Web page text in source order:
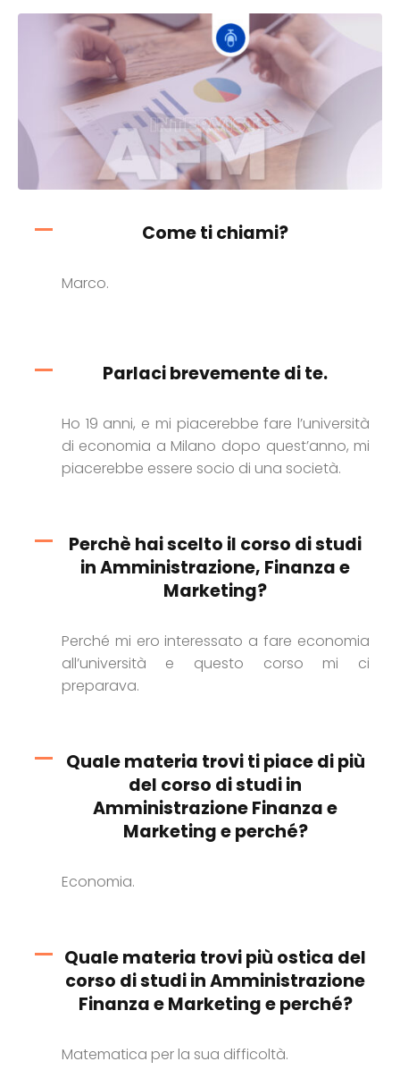
Come ti chiami?
Marco.
Parlaci brevemente di te.
Ho 19 anni, e mi piacerebbe fare l’università
di economia a Milano dopo quest’anno, mi
piacerebbe essere socio di una società.
Perchè hai scelto il corso di studi
in Amministrazione, Finanza e
Marketing?
Perché mi ero interessato a fare economia
all’università e questo corso mi ci
preparava.
Quale materia trovi ti piace di più
del corso di studi in
Amministrazione Finanza e
Marketing e perché?
Economia.
Quale materia trovi più ostica del
corso di studi in Amministrazione
Finanza e Marketing e perché?
Matematica per la sua difficoltà.